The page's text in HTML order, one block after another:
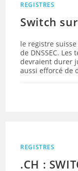
REGISTRES
Switch
le registre suisse
de DNSSEC.
devraient durer
aussi efforcé de
REGISTRES
.CH :